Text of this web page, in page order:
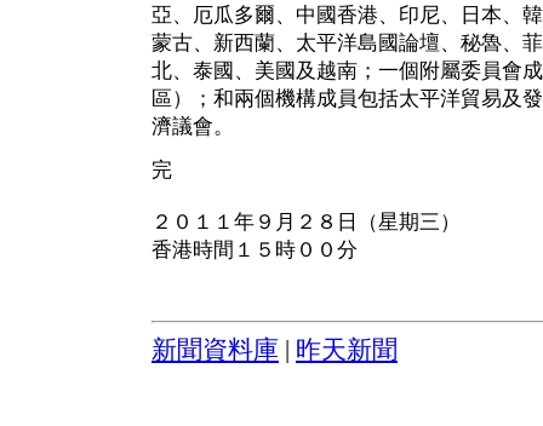
亞、厄瓜多爾、中國香港、印尼、日本、
蒙古、新西蘭、太平洋島國論壇、秘魯、
北、泰國、美國及越南；一個附屬委員會
區）；和兩個機構成員包括太平洋貿易及
濟議會。
完
２０１１年９月２８日（星期三）
香港時間１５時００分
新聞資料庫 昨天新聞